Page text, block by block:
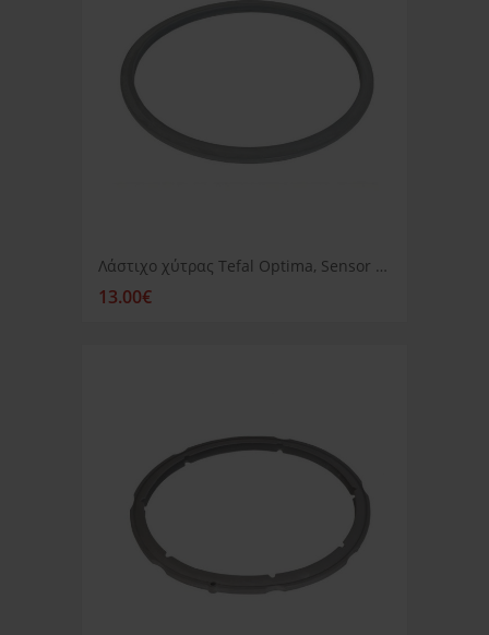
Λάστιχο χύτρας Tefal Optima, Sensor 10lt-12lt
13.00€